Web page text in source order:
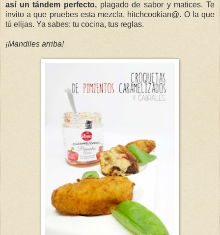
así un tándem perfecto, plagado de sabor y matices. Te
invito a que pruebes esta mezcla, hitchcookian@. O la que
tú elijas. Ya sabes: tu cocina, tus reglas.
¡Mandiles arriba!